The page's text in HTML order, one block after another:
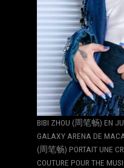
BIBI ZHOU (周笔畅) EN
GALAXY ARENA DE
(周笔畅) PORTAIT UNE
COUTURE POUR THE